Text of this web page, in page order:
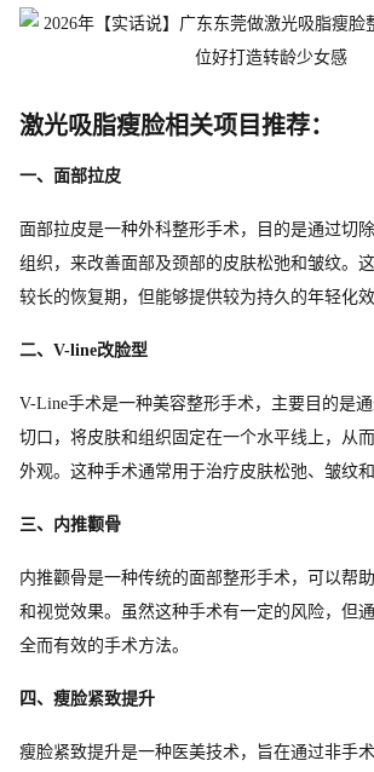
激光吸脂瘦脸相关项目推荐：
一、面部拉皮
面部拉皮是一种外科整形手术，目的是通过切
组织，来改善面部及颈部的皮肤松弛和皱纹。
较长的恢复期，但能够提供较为持久的年轻化效
二、V-line改脸型
V-Line手术是一种美容整形手术，主要目的是
切口，将皮肤和组织固定在一个水平线上，从
外观。这种手术通常用于治疗皮肤松弛、皱纹和
三、内推颧骨
内推颧骨是一种传统的面部整形手术，可以帮
和视觉效果。虽然这种手术有一定的风险，但
全而有效的手术方法。
四、瘦脸紧致提升
瘦脸紧致提升是一种医美技术，旨在通过非手